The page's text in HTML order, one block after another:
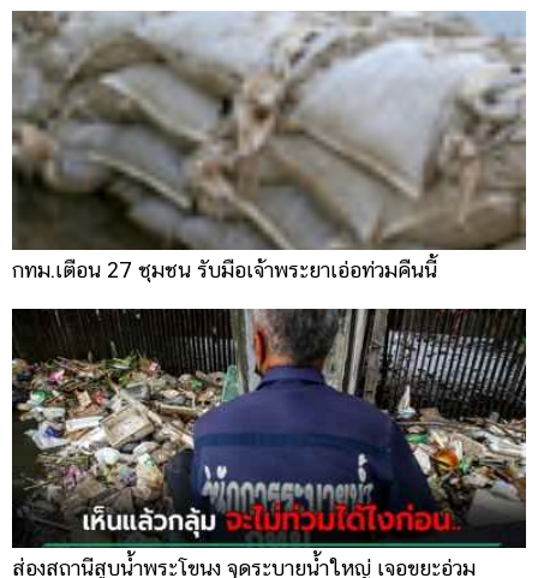
กทม.เตือน 27 ชุมชน รับมือเจ้าพระยาเอ่อท่วมคืนนี้
ส่องสถานีสูบน้ำพระโขนง จุดระบายน้ำใหญ่ เจอขยะอ่วม